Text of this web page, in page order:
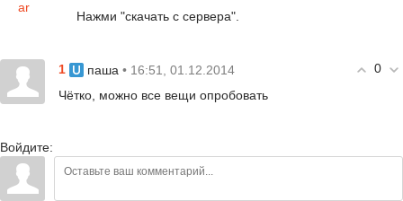
Нажми "скачать с сервера".
0
1 паша • 16:51, 01.12.2014
Чётко, можно все вещи опробовать
Войдите: